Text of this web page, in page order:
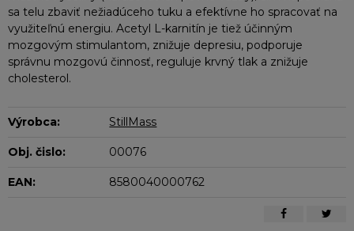
sa telu zbaviť nežiadúceho tuku a efektívne ho spracovať na
využiteľnú energiu. Acetyl L-karnitín je tiež účinným
mozgovým stimulantom, znižuje depresiu, podporuje
správnu mozgovú činnosť, reguluje krvný tlak a znižuje
cholesterol.
Výrobca: StillMass
Obj. čislo: 00076
EAN: 8580040000762